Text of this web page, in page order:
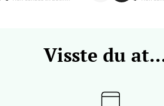
Visste du
- Thon Senter Sandvika